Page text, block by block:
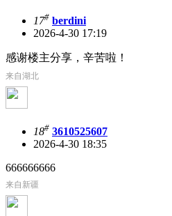
17# berdini
2026-4-30 17:19
感谢楼主分享，辛苦啦！
来自湖北
18# 3610525607
2026-4-30 18:35
666666666
来自新疆